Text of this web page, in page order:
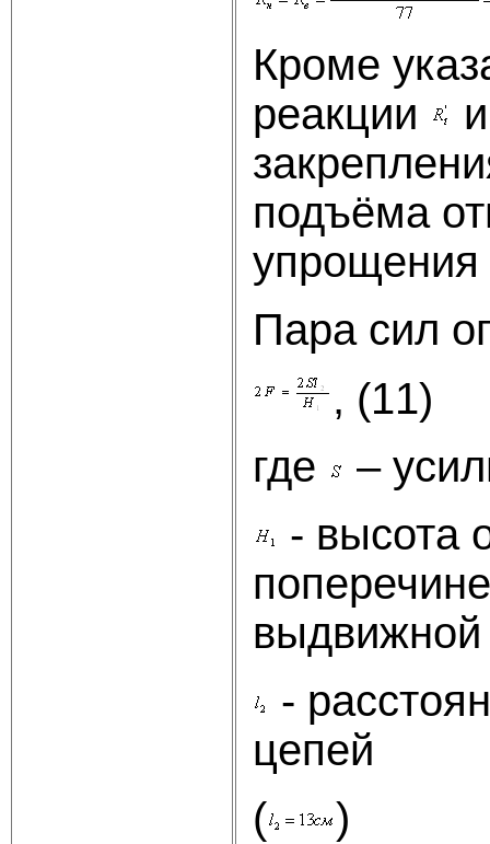
Кроме
реакции
подъёма
Пара сил
, (11)
где
–
- высота
выдвижной
-
цепей
(
)